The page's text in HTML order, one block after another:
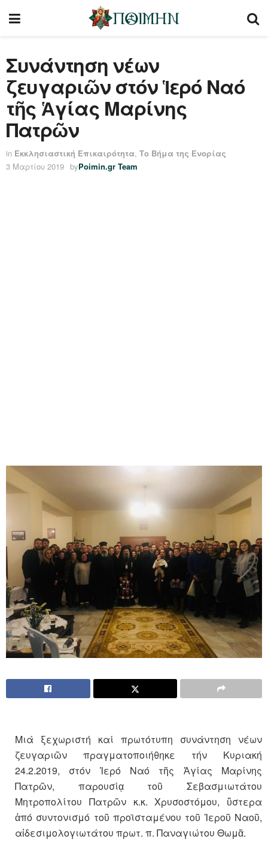
Συνάντηση νέων
ζευγαριῶν στόν Ἱερό Ναό
τῆς Ἁγίας Μαρίνης
Πατρῶν
in Εκκλησιαστική Επικαιρότητα, Το Βήμα της Ενορίας
3 Μαρτίου 2019 byPoimin.gr Team
Μιά ξεχωριστή καί πρωτότυπη συνάντηση νέων
ζευγαριῶν πραγματοποιήθηκε τήν Κυριακή
24.2.2019, στόν Ἱερό Ναό τῆς Ἁγίας Μαρίνης
Πατρῶν, παρουσίᾳ τοῦ Σεβασμιωτάτου
Μητροπολίτου Πατρῶν κ.κ. Χρυσοστόμου, ὓστερα
ἀπό συντονισμό τοῦ προϊσταμένου τοῦ Ἱεροῦ Ναοῦ,
αἰδεσιμολογιωτάτου πρωτ. π. Παναγιώτου Θωμᾶ.